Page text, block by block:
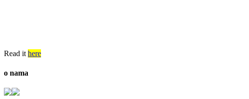
Read it here
o nama